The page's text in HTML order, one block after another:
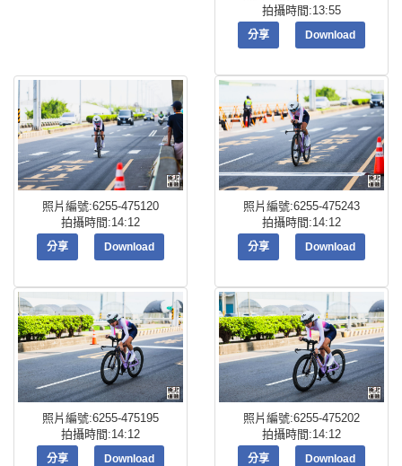
拍攝時間:13:55
分享 Download
照片編號:6255-475120
拍攝時間:14:12
分享 Download
照片編號:6255-475243
拍攝時間:14:12
分享 Download
照片編號:6255-475195
拍攝時間:14:12
分享 Download
照片編號:6255-475202
拍攝時間:14:12
分享 Download